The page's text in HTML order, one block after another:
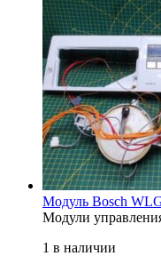
Модуль Bosch
Модули
1 в наличии